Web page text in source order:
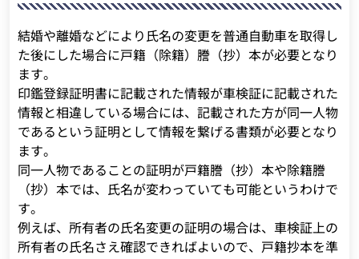
結婚や離婚などにより氏名の変更を普通自動車を取得し
た後にした場合に戸籍（除籍）謄（抄）本が必要となり
ます。
印鑑登録証明書に記載された情報が車検証に記載された
情報と相違している場合には、記載された方が同一人物
であるという証明として情報を繋げる書類が必要となり
ます。
同一人物であることの証明が戸籍謄（抄）本や除籍謄
（抄）本では、氏名が変わっていても可能というわけで
す。
例えば、所有者の氏名変更の証明の場合は、車検証上の
所有者の氏名さえ確認できればよいので、戸籍抄本を準